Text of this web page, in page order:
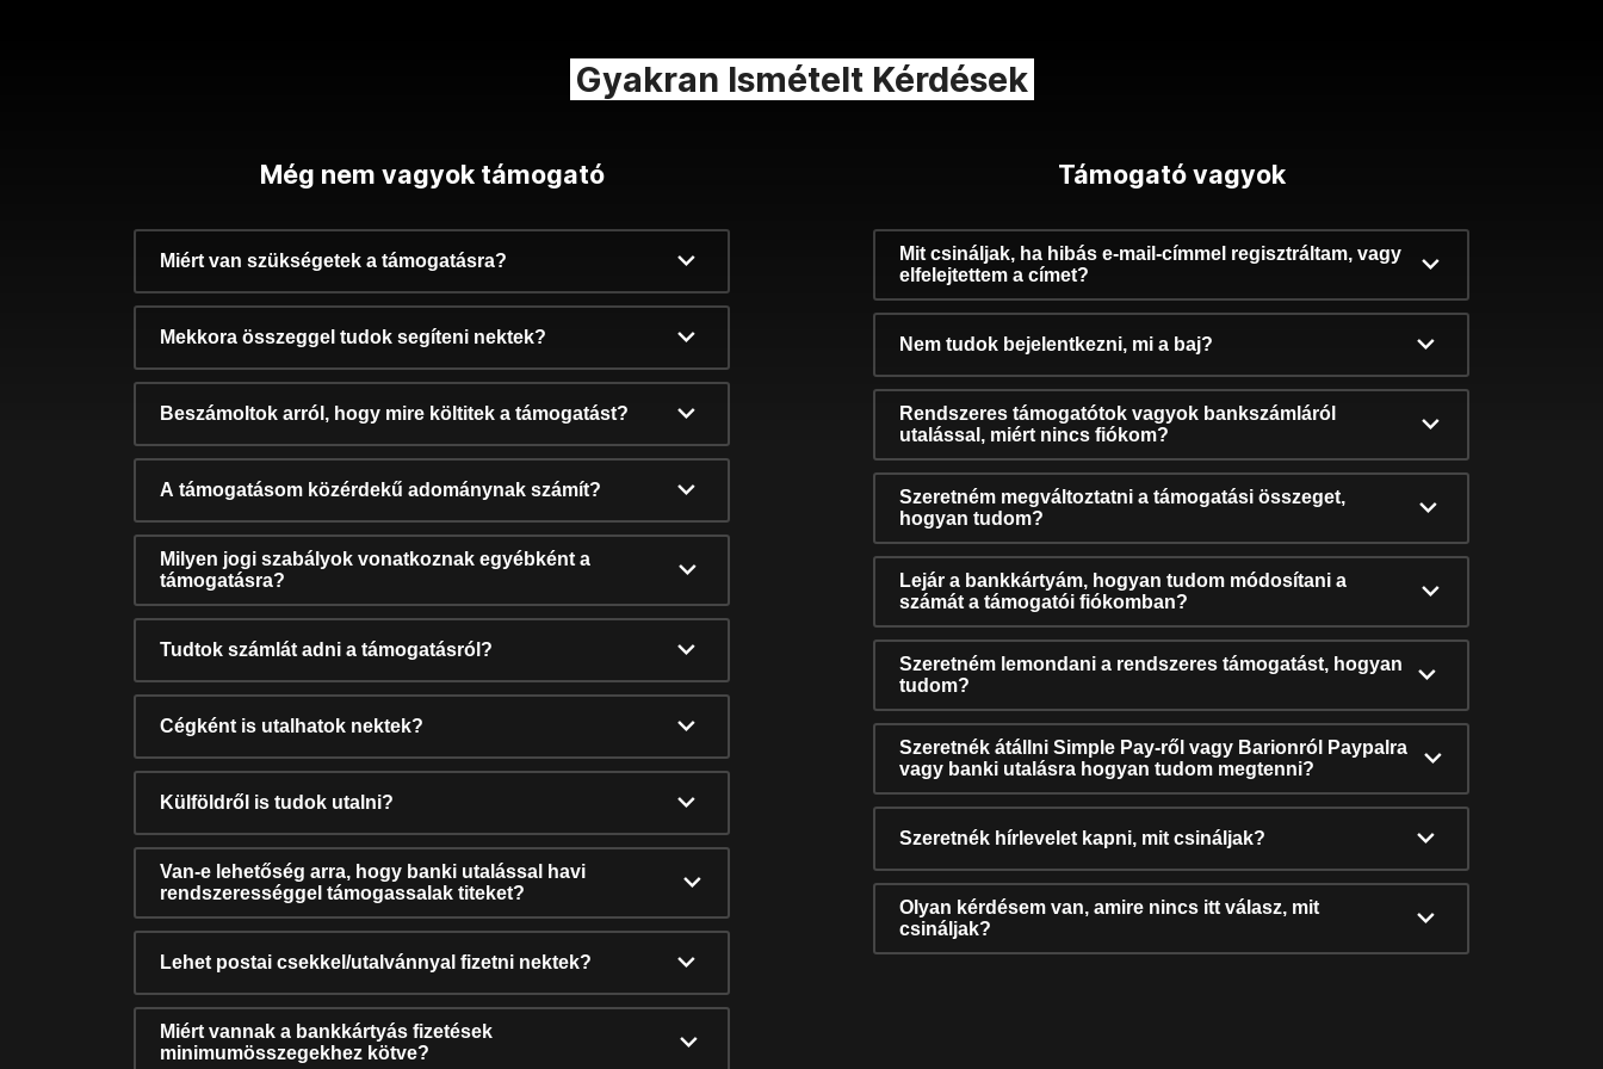
Gyakran Ismételt Kérdések
Még nem vagyok támogató
Miért van szükségetek a támogatásra?
Mekkora összeggel tudok segíteni nektek?
Beszámoltok arról, hogy mire költitek a támogatást?
A támogatásom közérdekű adománynak számít?
Milyen jogi szabályok vonatkoznak egyébként a
támogatásra?
Tudtok számlát adni a támogatásról?
Cégként is utalhatok nektek?
Külföldről is tudok utalni?
Van-e lehetőség arra, hogy banki utalással havi
rendszerességgel támogassalak titeket?
Lehet postai csekkel/utalvánnyal fizetni nektek?
Miért vannak a bankkártyás fizetések
minimumösszegekhez kötve?
Támogató vagyok
Mit csináljak, ha hibás e-mail-címmel regisztráltam, vagy
elfelejtettem a címet?
Nem tudok bejelentkezni, mi a baj?
Rendszeres támogatótok vagyok bankszámláról
utalással, miért nincs fiókom?
Szeretném megváltoztatni a támogatási összeget,
hogyan tudom?
Lejár a bankkártyám, hogyan tudom módosítani a
számát a támogatói fiókomban?
Szeretném lemondani a rendszeres támogatást, hogyan
tudom?
Szeretnék átállni Simple Pay-ről vagy Barionról Paypalra
vagy banki utalásra hogyan tudom megtenni?
Szeretnék hírlevelet kapni, mit csináljak?
Olyan kérdésem van, amire nincs itt válasz, mit
csináljak?